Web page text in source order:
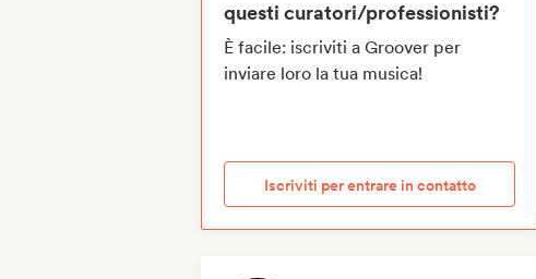
questi curatori/professionisti?
È facile: iscriviti a Groover per
inviare loro la tua musica!
Iscriviti per entrare in contatto